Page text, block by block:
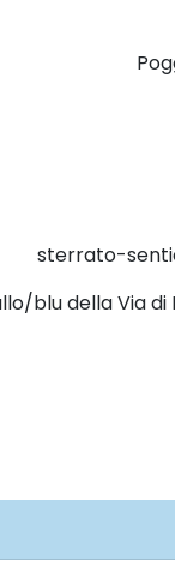
sterrato-
blu della Via